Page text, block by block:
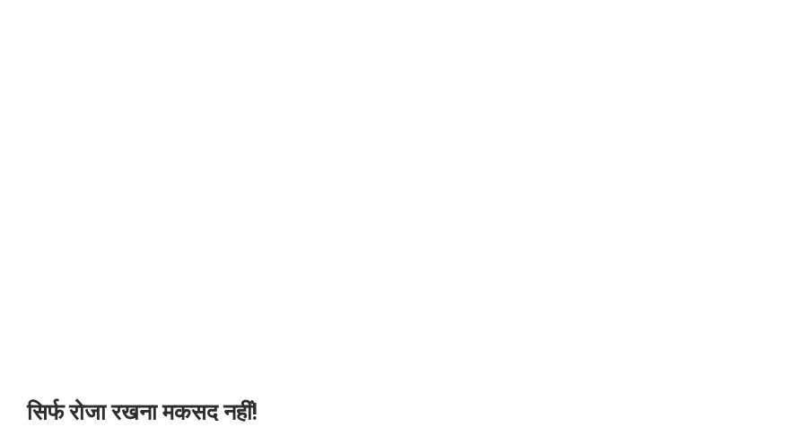
सिर्फ रोजा रखना मकसद नहीं!